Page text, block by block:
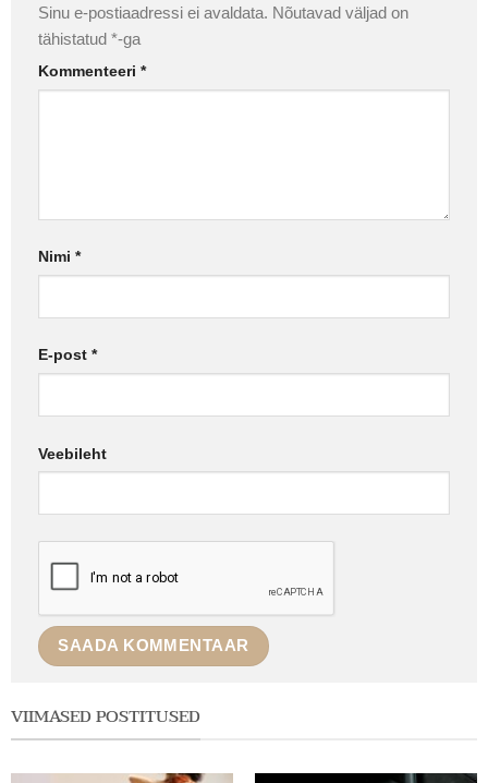
Sinu e-postiaadressi ei avaldata. Nõutavad väljad on
tähistatud *-ga
Kommenteeri *
Nimi *
E-post *
Veebileht
VIIMASED POSTITUSED